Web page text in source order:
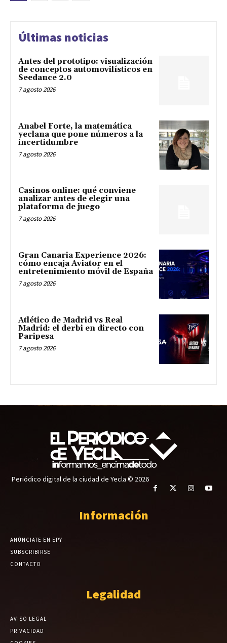
Últimas noticias
Antes del prototipo: visualización
de conceptos automovilísticos en
Seedance 2.0
7 agosto 2026
Anabel Forte, la matemática
yeclana que pone números a la
incertidumbre
7 agosto 2026
Casinos online: qué conviene
analizar antes de elegir una
plataforma de juego
7 agosto 2026
Gran Canaria Experience 2026:
cómo encaja Aviator en el
entretenimiento móvil de España
7 agosto 2026
Atlético de Madrid vs Real
Madrid: el derbi en directo con
Paripesa
7 agosto 2026
Periódico digital de la ciudad de Yecla © 2026
Información
ANÚNCIATE EN EPY
SUBSCRIBIRSE
CONTACTO
Legalidad
AVISO LEGAL
PRIVACIDAD